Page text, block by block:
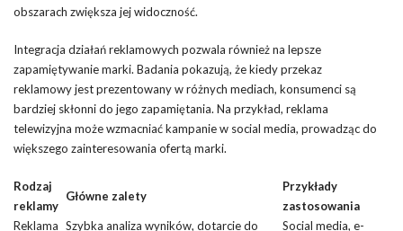
obszarach zwiększa jej widoczność.
Integracja działań reklamowych pozwala również na lepsze
zapamiętywanie marki. Badania pokazują, że kiedy przekaz
reklamowy jest prezentowany w różnych mediach, konsumenci są
bardziej skłonni do jego zapamiętania. Na przykład, reklama
telewizyjna może wzmacniać kampanie w social media, prowadząc do
większego zainteresowania ofertą marki.
Rodzaj
reklamy
Główne zalety
Przykłady
zastosowania
Reklama Szybka analiza wyników, dotarcie do
Social media, e-